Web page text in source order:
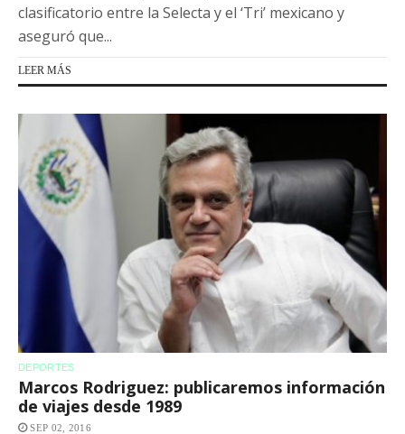
clasificatorio entre la Selecta y el ‘Tri’ mexicano y
aseguró que...
LEER MÁS
DEPORTES
Marcos Rodriguez: publicaremos información
de viajes desde 1989
SEP 02, 2016